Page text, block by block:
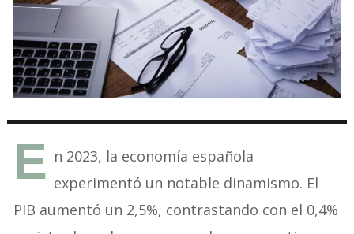
E n 2023, la economía española
experimentó un notable dinamismo. El
PIB aumentó un 2,5%, contrastando con el 0,4%